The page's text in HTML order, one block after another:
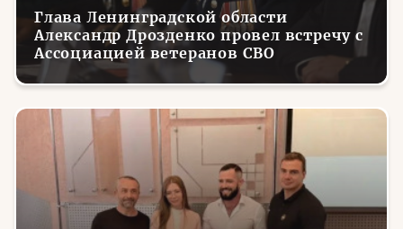
Глава Ленинградской области
Александр Дрозденко провел встречу с
Ассоциацией ветеранов СВО